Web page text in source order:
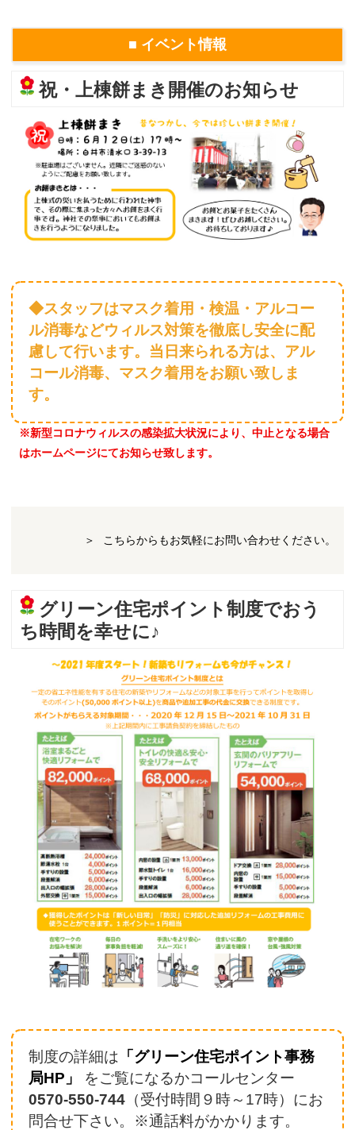
■ イベント情報
祝・上棟餅まき開催のお知らせ
◆スタッフはマスク着用・検温・アルコー
ル消毒などウィルス対策を徹底し安全に配
慮して行います。当日来られる方は、アル
コール消毒、マスク着用をお願い致しま
す。
※新型コロナウィルスの感染拡大状況により、中止となる場合
はホームページにてお知らせ致します。
こちらからもお気軽にお問い合わせください。
グリーン住宅ポイント制度でおう
ち時間を幸せに♪
制度の詳細は 「グリーン住宅ポイント事務
局HP」
をご覧になるかコールセンター
0570-550-744 （受付時間９時～17時）にお
問合せ下さい。※通話料がかかります。